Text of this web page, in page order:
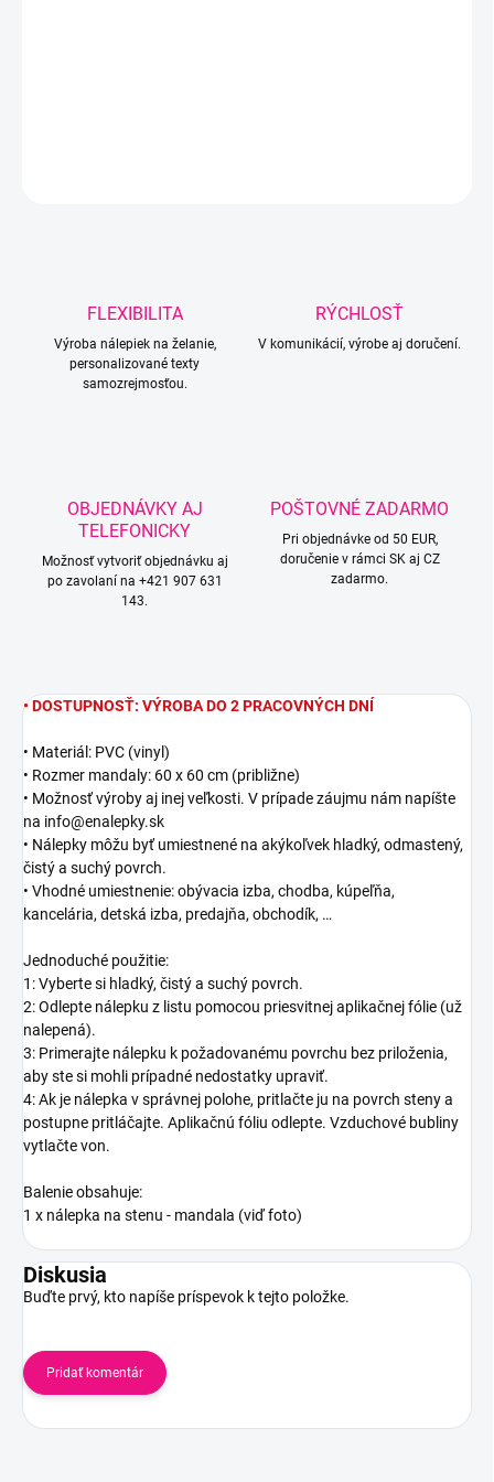
FLEXIBILITA
Výroba nálepiek na želanie,
personalizované texty
samozrejmosťou.
RÝCHLOSŤ
V komunikácií, výrobe aj doručení.
OBJEDNÁVKY AJ
TELEFONICKY
Možnosť vytvoriť objednávku aj
po zavolaní na +421 907 631
143.
POŠTOVNÉ ZADARMO
Pri objednávke od 50 EUR,
doručenie v rámci SK aj CZ
zadarmo.
• DOSTUPNOSŤ: VÝROBA DO 2 PRACOVNÝCH DNÍ
• Materiál: PVC (vinyl)
• Rozmer mandaly: 60 x 60 cm (približne)
• Možnosť výroby aj inej veľkosti. V prípade záujmu nám napíšte
na info@enalepky.sk
• Nálepky môžu byť umiestnené na akýkoľvek hladký, odmastený,
čistý a suchý povrch.
• Vhodné umiestnenie: obývacia izba, chodba, kúpeľňa,
kancelária, detská izba, predajňa, obchodík, …
Jednoduché použitie:
1: Vyberte si hladký, čistý a suchý povrch.
2: Odlepte nálepku z listu pomocou priesvitnej aplikačnej fólie (už
nalepená).
3: Primerajte nálepku k požadovanému povrchu bez priloženia,
aby ste si mohli prípadné nedostatky upraviť.
4: Ak je nálepka v správnej polohe, pritlačte ju na povrch steny a
postupne pritláčajte. Aplikačnú fóliu odlepte. Vzduchové bubliny
vytlačte von.
Balenie obsahuje:
1 x nálepka na stenu - mandala (viď foto)
Diskusia
Buďte prvý, kto napíše príspevok k tejto položke.
Pridať komentár